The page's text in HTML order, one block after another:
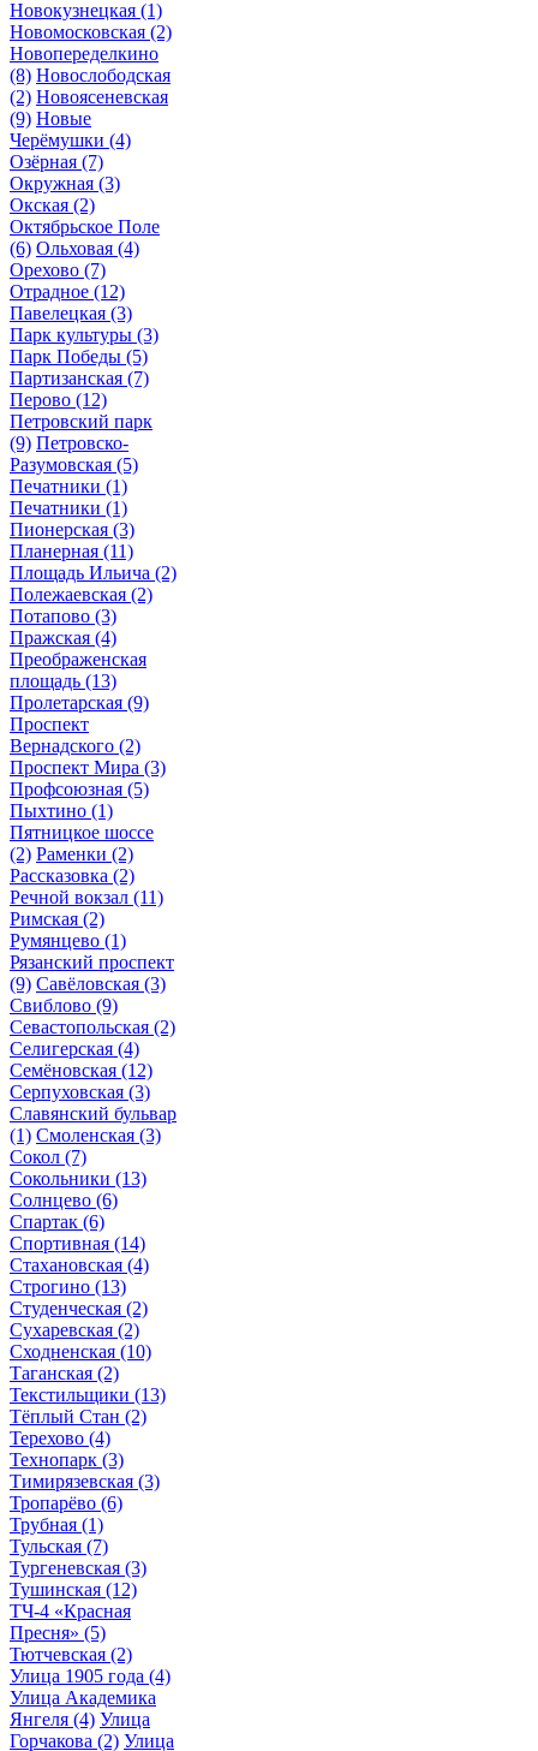
Новокузнецкая (1)
Новомосковская (2)
Новопеределкино
(8) Новослободская
(2) Новоясеневская
(9) Новые
Черёмушки (4)
Озёрная (7)
Окружная (3)
Окская (2)
Октябрьское Поле
(6) Ольховая (4)
Орехово (7)
Отрадное (12)
Павелецкая (3)
Парк культуры (3)
Парк Победы (5)
Партизанская (7)
Перово (12)
Петровский парк
(9) Петровско-
Разумовская (5)
Печатники (1)
Печатники (1)
Пионерская (3)
Планерная (11)
Площадь Ильича (2)
Полежаевская (2)
Потапово (3)
Пражская (4)
Преображенская
площадь (13)
Пролетарская (9)
Проспект
Вернадского (2)
Проспект Мира (3)
Профсоюзная (5)
Пыхтино (1)
Пятницкое шоссе
(2) Раменки (2)
Рассказовка (2)
Речной вокзал (11)
Римская (2)
Румянцево (1)
Рязанский проспект
(9) Савёловская (3)
Свиблово (9)
Севастопольская (2)
Селигерская (4)
Семёновская (12)
Серпуховская (3)
Славянский бульвар
(1) Смоленская (3)
Сокол (7)
Сокольники (13)
Солнцево (6)
Спартак (6)
Спортивная (14)
Стахановская (4)
Строгино (13)
Студенческая (2)
Сухаревская (2)
Сходненская (10)
Таганская (2)
Текстильщики (13)
Тёплый Стан (2)
Терехово (4)
Технопарк (3)
Тимирязевская (3)
Тропарёво (6)
Трубная (1)
Тульская (7)
Тургеневская (3)
Тушинская (12)
ТЧ-4 «Красная
Пресня» (5)
Тютчевская (2)
Улица 1905 года (4)
Улица Академика
Янгеля (4) Улица
Горчакова (2) Улица